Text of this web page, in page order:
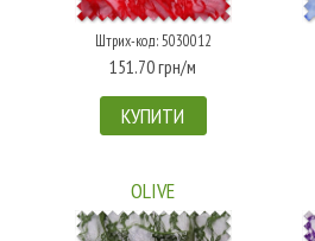
Штрих-код: 5030012
151.70 грн/м
КУПИТИ
OLIVE